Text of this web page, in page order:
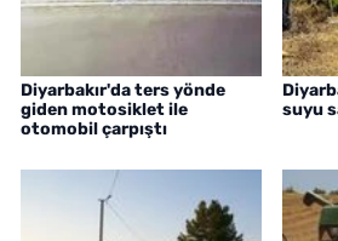
Diyarbakır'da ters yönde
giden motosiklet ile
otomobil çarpıştı
suyu